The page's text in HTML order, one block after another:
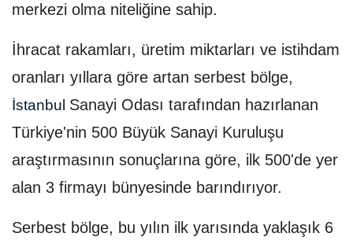
merkezi olma niteliğine sahip.
İhracat rakamları, üretim miktarları ve istihdam
oranları yıllara göre artan serbest bölge,
İstanbul Sanayi Odası tarafından hazırlanan
Türkiye'nin 500 Büyük Sanayi Kuruluşu
araştırmasının sonuçlarına göre, ilk 500'de yer
alan 3 firmayı bünyesinde barındırıyor.
Serbest bölge, bu yılın ilk yarısında yaklaşık 6